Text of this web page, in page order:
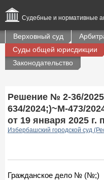
Судебные и нормативные
Верховный суд
Суды общей юрисдикции
Законодательство
Решение № 2-36/2025
634/2024;)~М-473/
от 19 января 2025
Избербашский городской суд
Гражданское дело № (№;)